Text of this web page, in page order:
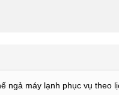
ngả máy lạnh phục vụ theo